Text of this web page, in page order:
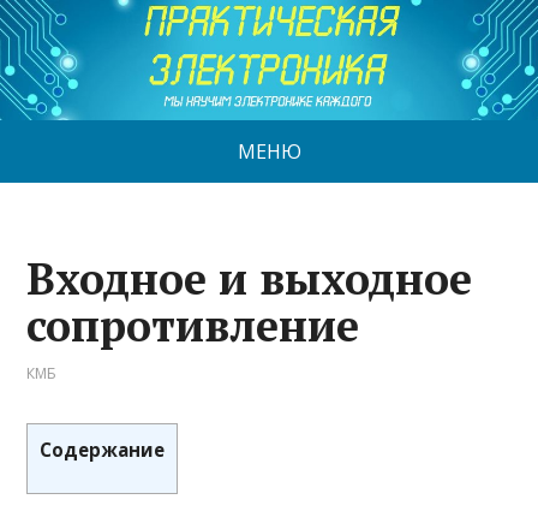
МЕНЮ
Входное и выходное
сопротивление
КМБ
Содержание